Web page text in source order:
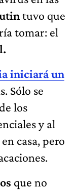
tuvo que
tomar: el
iniciará un
Sólo se
los
y al
casa, pero
que no